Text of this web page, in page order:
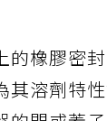
的橡膠密
其溶劑特